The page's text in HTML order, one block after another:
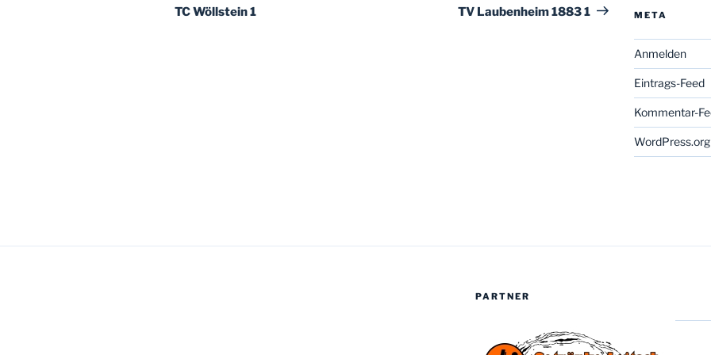
TC Wöllstein 1 TV Laubenheim 1883 1 META
Anmelden
Eintrags-Feed
Kommentar-
WordPress.org
PARTNER